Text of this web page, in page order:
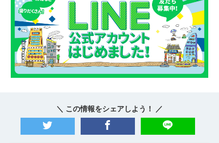
＼ この情報をシェアしよう！ ／